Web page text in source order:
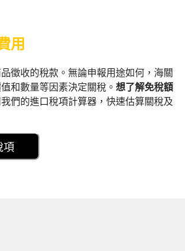
用
徵收的稅款。無論申報用途如何，海關
和數量等因素決定關稅。 想了解免稅額
們的進口稅項計算器，快速估算關稅及
項